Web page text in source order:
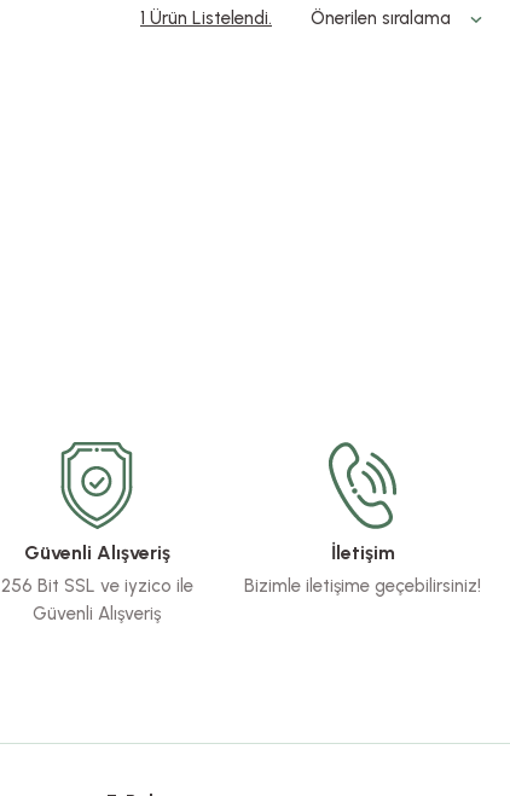
1 Ürün Listelendi.
Güvenli Alışveriş
256 Bit SSL ve iyzico ile
Güvenli Alışveriş
İletişim
Bizimle iletişime geçebilirsiniz!